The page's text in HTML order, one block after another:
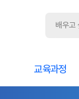
교육과정